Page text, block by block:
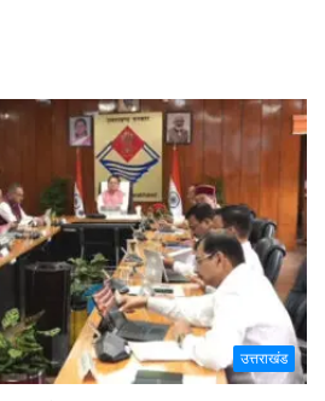
उत्तराखंड